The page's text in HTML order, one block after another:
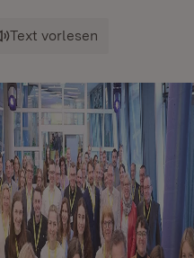
Text vorlesen